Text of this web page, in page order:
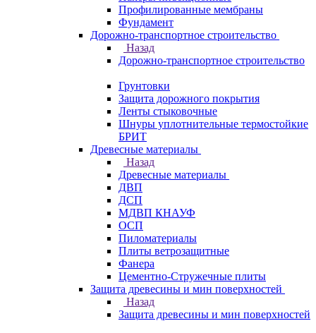
Профилированные мембраны
Фундамент
Дорожно-транспортное строительство
Назад
Дорожно-транспортное строительство
Грунтовки
Защита дорожного покрытия
Ленты стыковочные
Шнуры уплотнительные термостойкие
БРИТ
Древесные материалы
Назад
Древесные материалы
ДВП
ДСП
МДВП КНАУФ
ОСП
Пиломатериалы
Плиты ветрозащитные
Фанера
Цементно-Стружечные плиты
Защита древесины и мин поверхностей
Назад
Защита древесины и мин поверхностей